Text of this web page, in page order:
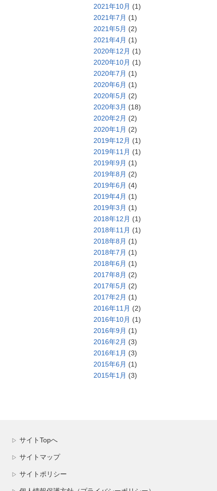
2021年10月 (1)
2021年7月 (1)
2021年5月 (2)
2021年4月 (1)
2020年12月 (1)
2020年10月 (1)
2020年7月 (1)
2020年6月 (1)
2020年5月 (2)
2020年3月 (18)
2020年2月 (2)
2020年1月 (2)
2019年12月 (1)
2019年11月 (1)
2019年9月 (1)
2019年8月 (2)
2019年6月 (4)
2019年4月 (1)
2019年3月 (1)
2018年12月 (1)
2018年11月 (1)
2018年8月 (1)
2018年7月 (1)
2018年6月 (1)
2017年8月 (2)
2017年5月 (2)
2017年2月 (1)
2016年11月 (2)
2016年10月 (1)
2016年9月 (1)
2016年2月 (3)
2016年1月 (3)
2015年6月 (1)
2015年1月 (3)
▷ サイトTopへ
▷ サイトマップ
▷ サイトポリシー